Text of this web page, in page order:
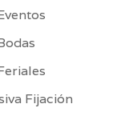
Fijación